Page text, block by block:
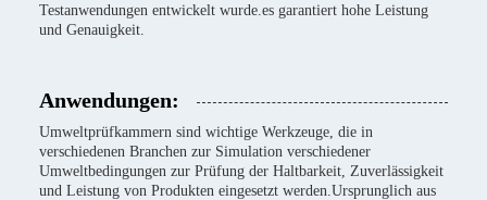
Testanwendungen entwickelt wurde.es garantiert hohe Leistung
und Genauigkeit.
Anwendungen:
Umweltprüfkammern sind wichtige Werkzeuge, die in
verschiedenen Branchen zur Simulation verschiedener
Umweltbedingungen zur Prüfung der Haltbarkeit, Zuverlässigkeit
und Leistung von Produkten eingesetzt werden.Ursprunglich aus